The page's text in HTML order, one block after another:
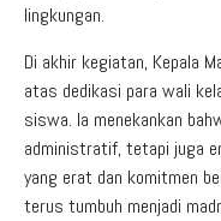
lingkungan.
Di akhir kegiatan, Kepala
atas dedikasi para wali
siswa. Ia menekankan
administratif, tetapi juga
yang erat dan komitmen
terus tumbuh menjadi